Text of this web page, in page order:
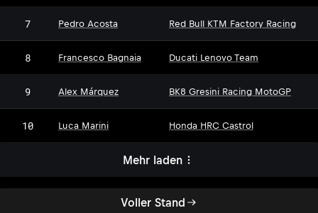
Voller Stand
7 Pedro Acosta Red Bull KTM Factory Racing
8 Francesco Bagnaia Ducati Lenovo Team
9 Alex Márquez BK8 Gresini Racing MotoGP
10 Luca Marini Honda HRC Castrol
Mehr laden